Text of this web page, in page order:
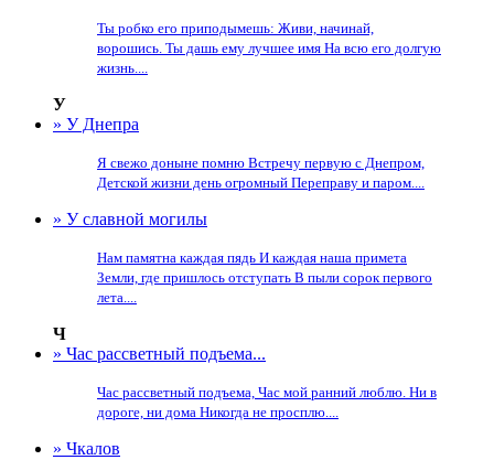
Ты робко его приподымешь: Живи, начинай,
ворошись. Ты дашь ему лучшее имя На всю его долгую
жизнь....
У
» У Днепра
Я свежо доныне помню Встречу первую с Днепром,
Детской жизни день огромный Переправу и паром....
» У славной могилы
Нам памятна каждая пядь И каждая наша примета
Земли, где пришлось отступать В пыли сорок первого
лета....
Ч
» Час рассветный подъема...
Час рассветный подъема, Час мой ранний люблю. Ни в
дороге, ни дома Никогда не просплю....
» Чкалов